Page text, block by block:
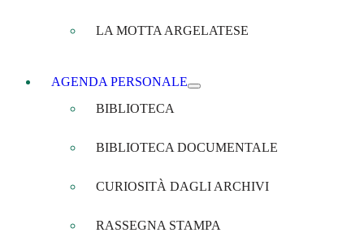
LA MOTTA ARGELATESE
AGENDA PERSONALE
BIBLIOTECA
BIBLIOTECA DOCUMENTALE
CURIOSITÀ DAGLI ARCHIVI
RASSEGNA STAMPA